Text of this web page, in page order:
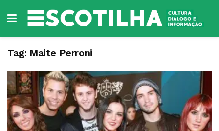
Tag: Maite Perroni